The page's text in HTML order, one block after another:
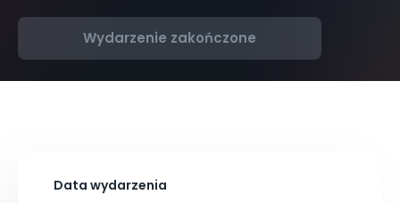
Wydarzenie zakończone
Data wydarzenia